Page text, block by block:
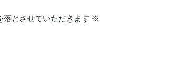
落とさせていただきます ※